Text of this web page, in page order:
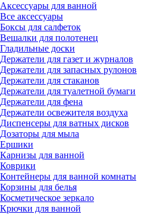
Аксессуары для ванной
Все аксессуары
Боксы для салфеток
Вешалки для полотенец
Гладильные доски
Держатели для газет и журналов
Держатели для запасных рулонов
Держатели для стаканов
Держатели для туалетной бумаги
Держатели для фена
Держатели освежителя воздуха
Диспенсеры для ватных дисков
Дозаторы для мыла
Ершики
Карнизы для ванной
Коврики
Контейнеры для ванной комнаты
Корзины для белья
Косметическое зеркало
Крючки для ванной